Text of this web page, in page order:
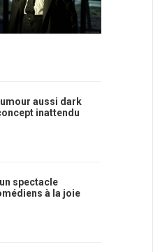
aussi dark
inattendu
spectacle
à la joie